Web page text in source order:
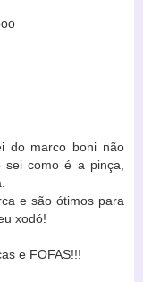
do marco boni não
como é a pinça,
e são ótimos para
xodó!
e FOFAS!!!